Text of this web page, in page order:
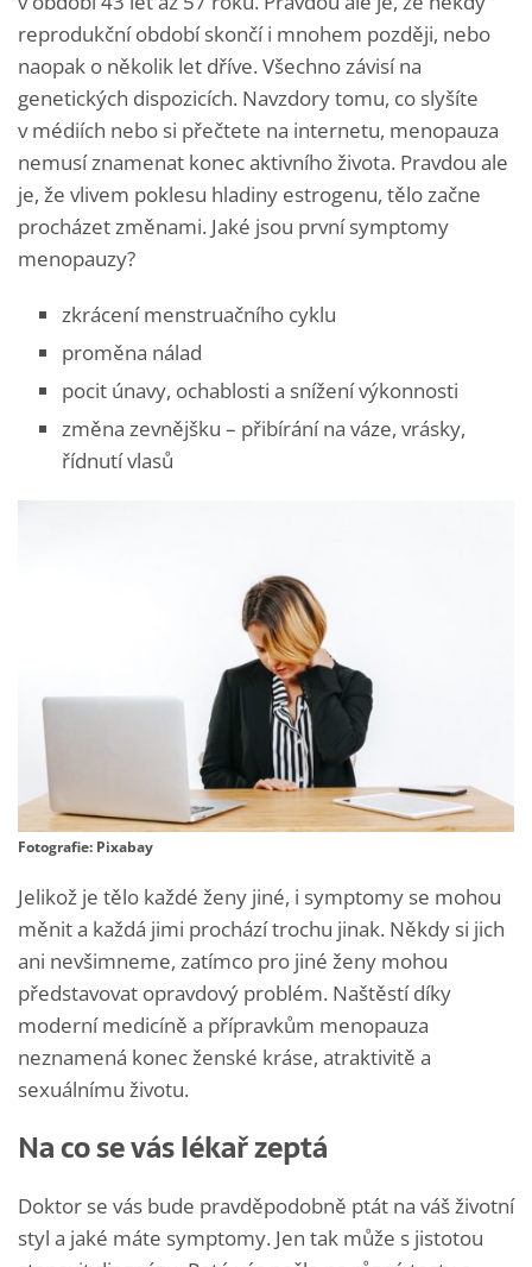
reprodukční období skončí i mnohem později, nebo
naopak o několik let dříve. Všechno závisí na
genetických dispozicích. Navzdory tomu, co slyšíte
v médiích nebo si přečtete na internetu, menopauza
nemusí znamenat konec aktivního života. Pravdou ale
je, že vlivem poklesu hladiny estrogenu, tělo začne
procházet změnami. Jaké jsou první symptomy
menopauzy?
zkrácení menstruačního cyklu
proměna nálad
pocit únavy, ochablosti a snížení výkonnosti
změna zevnějšku – přibírání na váze, vrásky,
řídnutí vlasů
Fotografie: Pixabay
Jelikož je tělo každé ženy jiné, i symptomy se mohou
měnit a každá jimi prochází trochu jinak. Někdy si jich
ani nevšimneme, zatímco pro jiné ženy mohou
představovat opravdový problém. Naštěstí díky
moderní medicíně a přípravkům menopauza
neznamená konec ženské kráse, atraktivitě a
sexuálnímu životu.
Na co se vás lékař zeptá
Doktor se vás bude pravděpodobně ptát na váš životní
styl a jaké máte symptomy. Jen tak může s jistotou